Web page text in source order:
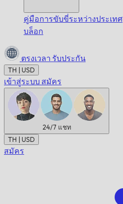
คู่มือการขับขี่ระหว่างประเทศ
บล็อก
ตรงเวลา รับประกัน
TH | USD
เข้าสู่ระบบ สมัคร
24/7 แชท
TH | USD
สมัคร